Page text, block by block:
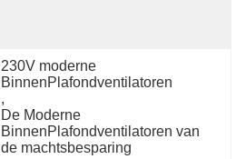
230V moderne
BinnenPlafondventilatoren
,
De Moderne
BinnenPlafondventilatoren van
de machtsbesparing